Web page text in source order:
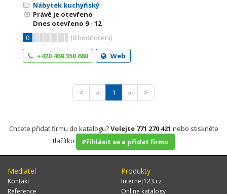
Nábytek kuchyňský
Právě je otevřeno
Dnes otevřeno 9 - 12
0
(0 hodnocení)
+420 469 350 680
Web
< « 1 » >
Chcete přidat firmu do katalogu?Volejte 771 270 421 nebo stiskněte
tlačítko
Přihlásit se a přidat firmu
Mediatel
Kontakt
Reference
Produkty
Internet123.cz
Online katalogy